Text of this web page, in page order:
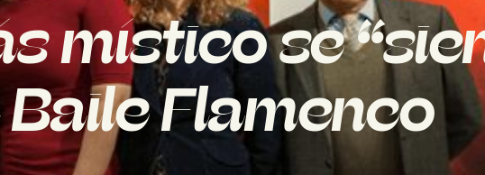
místico se
Flamenco